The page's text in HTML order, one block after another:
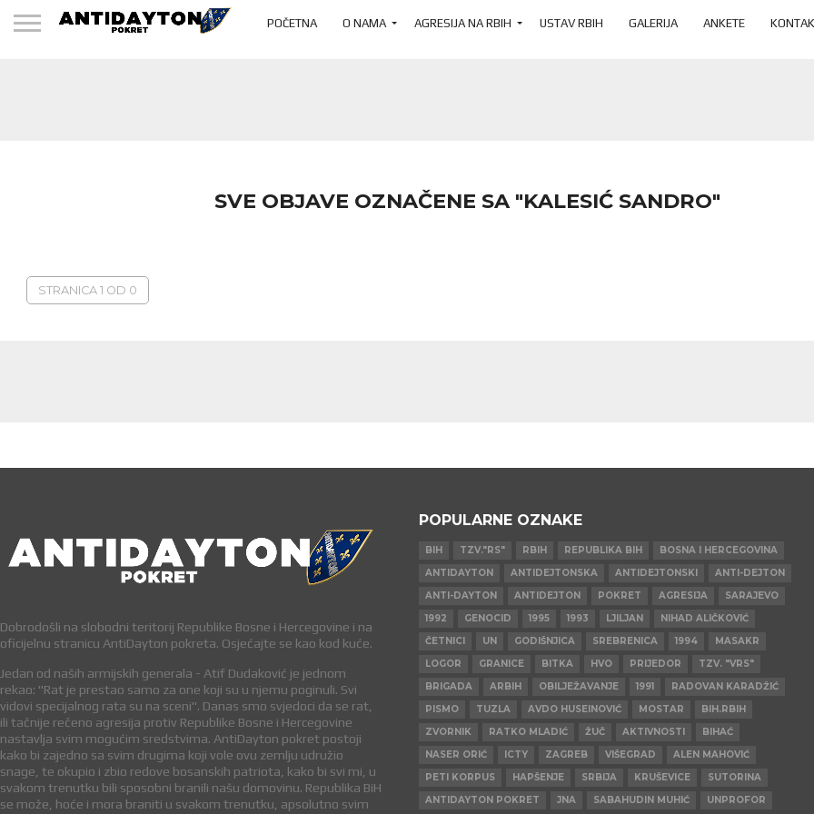
POČETNA O NAMA AGRESIJA NA RBIH USTAV RBIH GALERIJA ANKETE
SVE OBJAVE OZNAČENE SA "KALESIĆ SANDRO"
STRANICA 1 OD 0
Dobrodošli na slobodni teritorij Republike Bosne i Hercegovine i na
oficijelnu stranicu AntiDayton pokreta. Osjećajte se kao kod kuće.
Jedan od naših armijskih generala - Atif Dudaković je jednom
rekao: "Rat je prestao samo za one koji su u njemu poginuli. Svi
vidovi specijalnog rata su na sceni". Danas smo svjedoci da se rat,
ili tačnije rečeno agresija protiv Republike Bosne i Hercegovine
nastavlja svim mogućim sredstvima. AntiDayton pokret postoji
kako bi zajedno sa svim drugima koji vole ovu zemlju udružio
snage, te okupio i zbio redove bosanskih patriota, kako bi svi mi, u
svakom trenutku bili sposobni branili našu domovinu. Republika BiH
se može, hoće i mora braniti u svakom trenutku, apsolutno svim
POPULARNE OZNAKE
BIH TZV."RS" RBIH REPUBLIKA BIH
BOSNA I HERCEGOVINA
ANTIDAYTON
ANTIDEJTONSKA ANTIDEJTONSKI
ANTI-DEJTON
ANTI-DAYTON
ANTIDEJTON POKRET AGRESIJA
SARAJEVO
1992
GENOCID 1995 1993 LJILJAN
NIHAD ALIČKOVIĆ
ČETNICI
UN GODIŠNJICA SREBRENICA 1994
MASAKR
LOGOR
GRANICE BITKA HVO PRIJEDOR
TZV. "VRS"
BRIGADA
ARBIH OBILJEŽAVANJE 1991
RADOVAN KARADŽIĆ
PISMO
TUZLA AVDO HUSEINOVIĆ MOSTAR
BIH.RBIH
ZVORNIK
RATKO MLADIĆ ŽUČ AKTIVNOSTI
BIHAĆ
NASER ORIĆ
ICTY ZAGREB VIŠEGRAD
ALEN MAHOVIĆ
PETI KORPUS
HAPŠENJE SRBIJA KRUŠEVICE
SUTORINA
ANTIDAYTON POKRET
JNA SABAHUDIN MUHIĆ UNPROFOR